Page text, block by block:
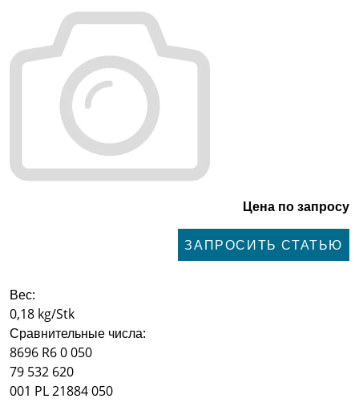
Цена по запросу
ЗАПРОСИТЬ СТАТЬЮ
Вес:
0,18 kg/Stk
Сравнительные числа:
8696 R6 0 050
79 532 620
001 PL 21884 050